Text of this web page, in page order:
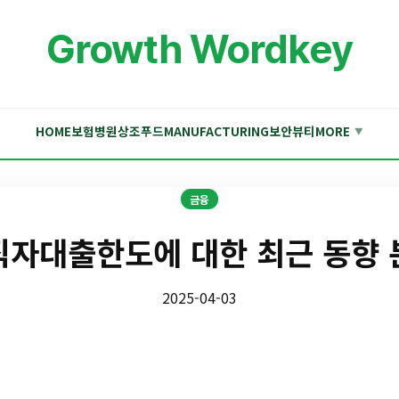
Growth Wordkey
HOME보험병원상조푸드MANUFACTURING보안뷰티MORE ▼
금융
자대출한도에 대한 최근 동향
2025-04-03